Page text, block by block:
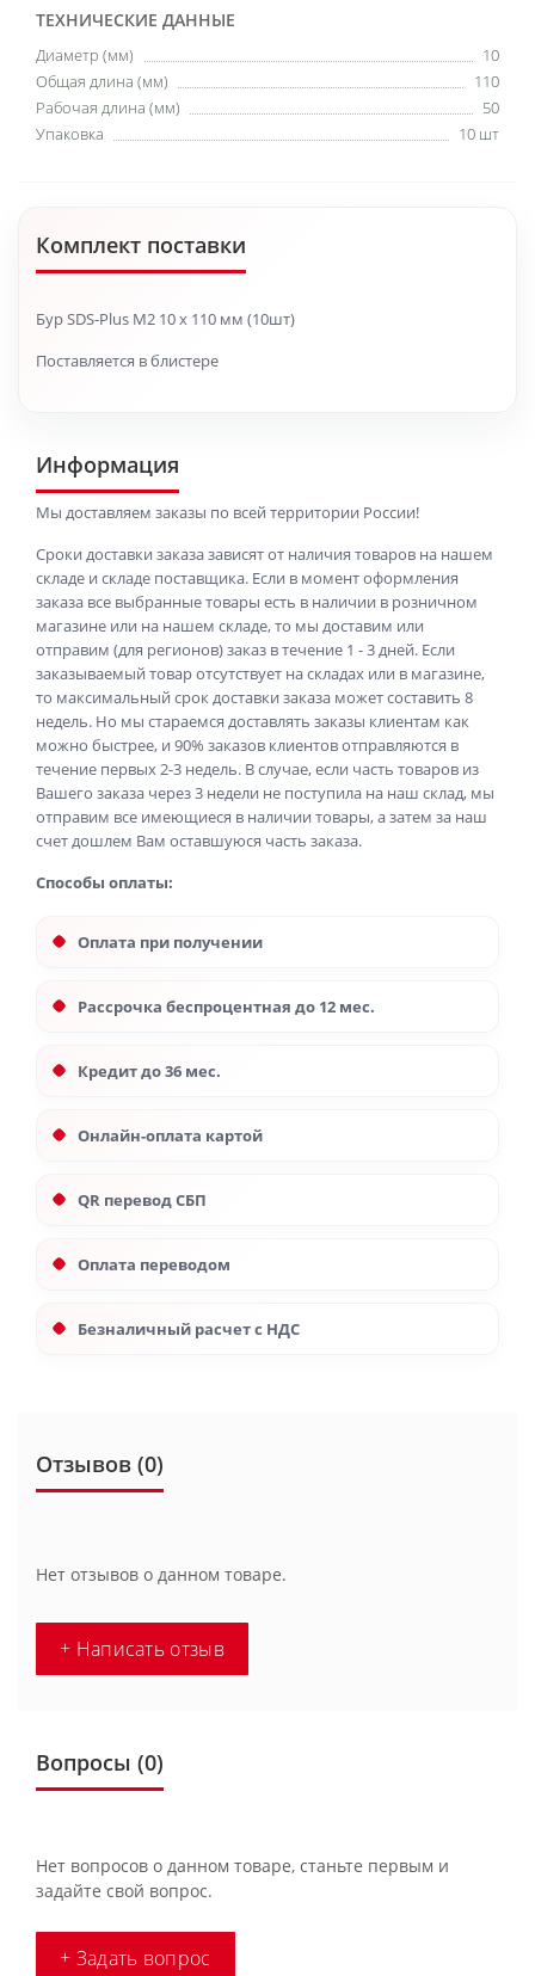
ТЕХНИЧЕСКИЕ ДАННЫЕ
Диаметр (мм)
10
Общая длина (мм)
110
Рабочая длина (мм)
50
Упаковка
10 шт
Комплект поставки
Бур SDS-Plus M2 10 x 110 мм (10шт)
Поставляется в блистере
Информация
Мы доставляем заказы по всей территории России!
Сроки доставки заказа зависят от наличия товаров на нашем
складе и складе поставщика. Если в момент оформления
заказа все выбранные товары есть в наличии в розничном
магазине или на нашем складе, то мы доставим или
отправим (для регионов) заказ в течение 1 - 3 дней. Если
заказываемый товар отсутствует на складах или в магазине,
то максимальный срок доставки заказа может составить 8
недель. Но мы стараемся доставлять заказы клиентам как
можно быстрее, и 90% заказов клиентов отправляются в
течение первых 2-3 недель. В случае, если часть товаров из
Вашего заказа через 3 недели не поступила на наш склад, мы
отправим все имеющиеся в наличии товары, а затем за наш
счет дошлем Вам оставшуюся часть заказа.
Способы оплаты:
Оплата при получении
Рассрочка беспроцентная до 12 мес.
Кредит до 36 мес.
Онлайн-оплата картой
QR перевод СБП
Оплата переводом
Безналичный расчет с НДС
Отзывов (0)
Нет отзывов о данном товаре.
+ Написать отзыв
Вопросы (0)
Нет вопросов о данном товаре, станьте первым и
задайте свой вопрос.
+ Задать вопрос